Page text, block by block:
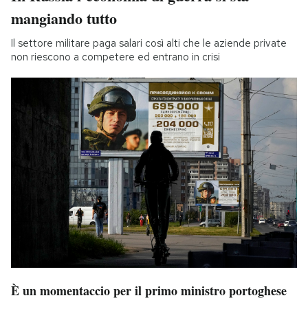
mangiando tutto
Il settore militare paga salari così alti che le aziende private
non riescono a competere ed entrano in crisi
È un momentaccio per il primo ministro portoghese